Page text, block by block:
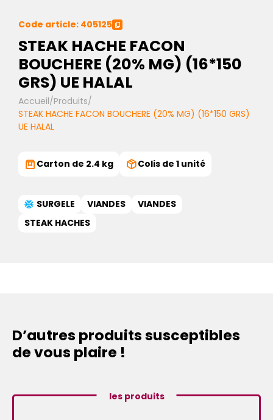
Code article: 405125
STEAK HACHE FACON
BOUCHERE (20% MG) (16*150
GRS) UE HALAL
Accueil/Produits/
STEAK HACHE FACON BOUCHERE (20% MG) (16*150 GRS)
UE HALAL
Carton de 2.4 kg Colis de 1 unité
SURGELE VIANDES
VIANDES
STEAK HACHES
D’autres produits susceptibles
de vous plaire !
les produits